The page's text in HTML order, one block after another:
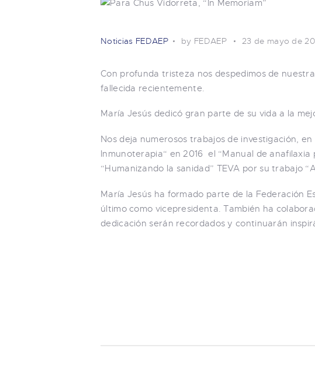
Noticias FEDAEP by FEDAEP 23 de mayo de
Con profunda tristeza nos despedimos de
fallecida recientemente.
María Jesús dedicó gran parte de su vida a la
Nos deja numerosos trabajos de investigación,
Inmunoterapia“ en 2016 el “Manual de
“Humanizando la sanidad” TEVA por su trabajo
María Jesús ha formado parte de la Federación
último como vicepresidenta. También ha
dedicación serán recordados y continuarán